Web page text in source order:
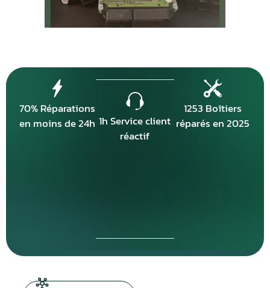
70% Réparations
en moins de 24h 1h Service client
réactif
1253 Boîtiers
réparés en 2025